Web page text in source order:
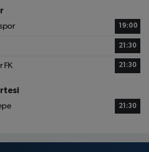
19:00
21:30
FK 21:30
21:30